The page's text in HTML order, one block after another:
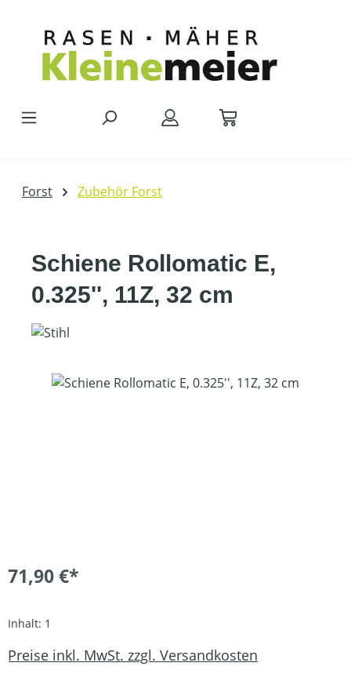
Forst Zubehör Forst
Schiene Rollomatic E,
0.325'', 11Z, 32 cm
Bildergalerie überspringen
71,90 €*
Inhalt: 1
Preise inkl. MwSt. zzgl. Versandkosten